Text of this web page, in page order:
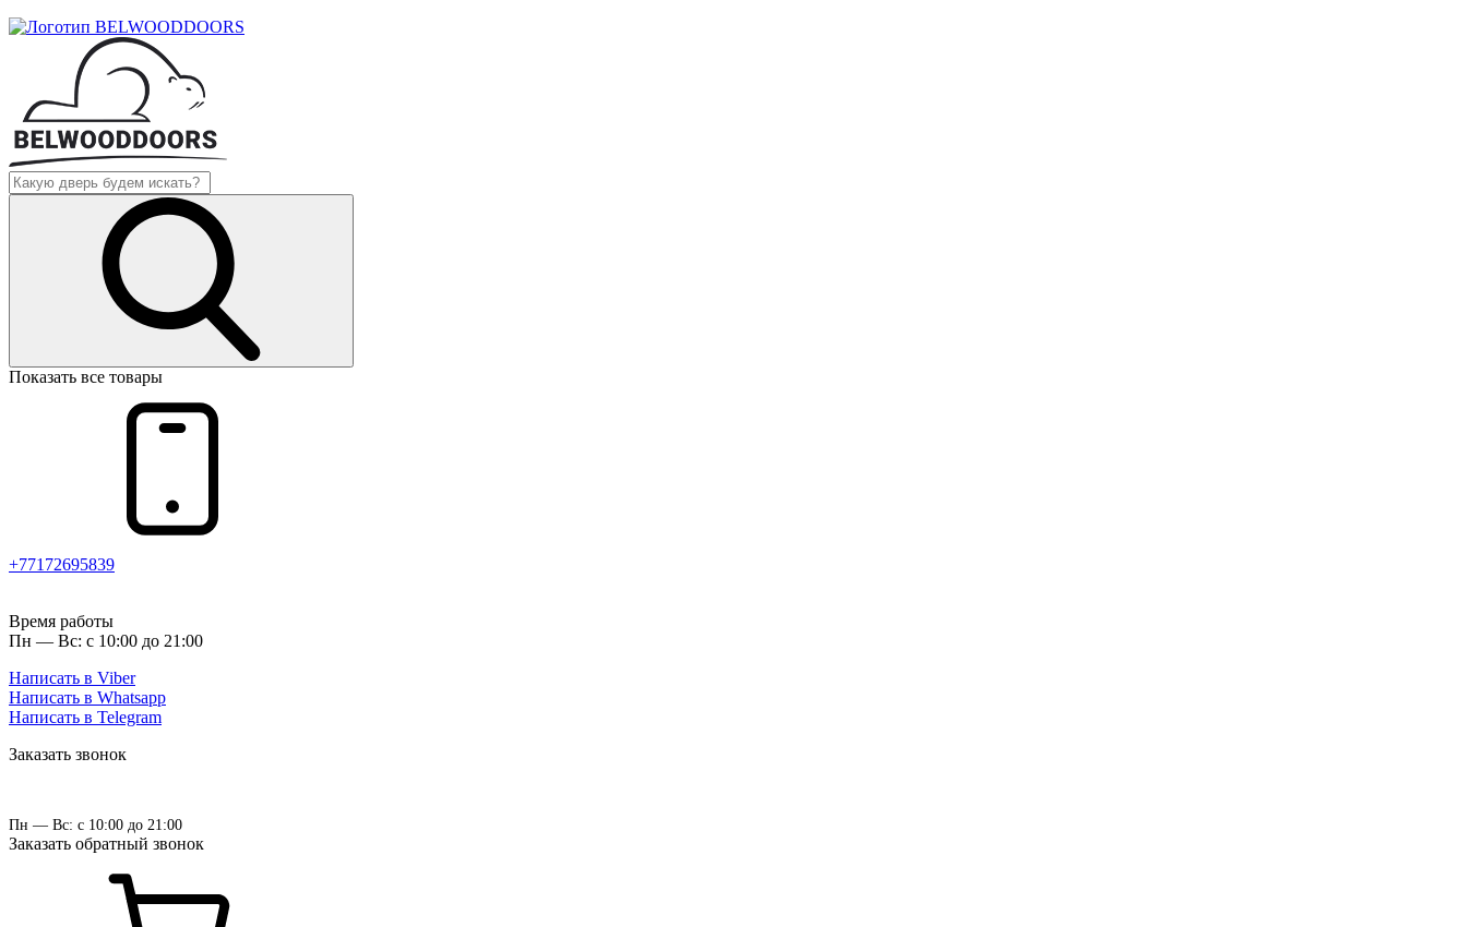
Показать все товары
+77172695839
Время работы
Пн — Вс: с 10:00 до 21:00
Написать в Viber
Написать в Whatsapp
Написать в Telegram
Заказать звонок
Пн — Вс: с 10:00 до 21:00
Заказать обратный звонок